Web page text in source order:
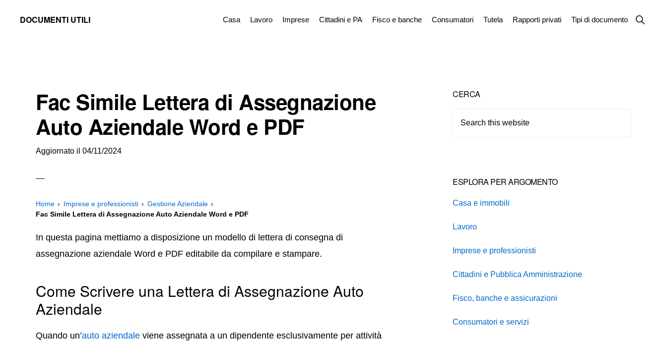
DOCUMENTI UTILI
Stampare
Casa Lavoro Imprese Cittadini e PA Fisco e banche Consumatori Tutela Rapporti privati Tipi di documento
Show
Search
Fac Simile Lettera di Assegnazione
Auto Aziendale Word e PDF
Aggiornato il 04/11/2024
Home Imprese e professionisti
Gestione Aziendale
Fac Simile Lettera di Assegnazione Auto Aziendale Word e PDF
In questa pagina mettiamo a disposizione un modello di lettera di consegna di
assegnazione aziendale Word e PDF editabile da compilare e stampare.
Come Scrivere una Lettera di Assegnazione Auto
Aziendale
Quando un’auto aziendale viene assegnata a un dipendente esclusivamente per attività
Primary
Sidebar
CERCA
ESPLORA PER ARGOMENTO
Casa e immobili
Lavoro
Imprese e professionisti
Cittadini e Pubblica Amministrazione
Fisco, banche e assicurazioni
Consumatori e servizi